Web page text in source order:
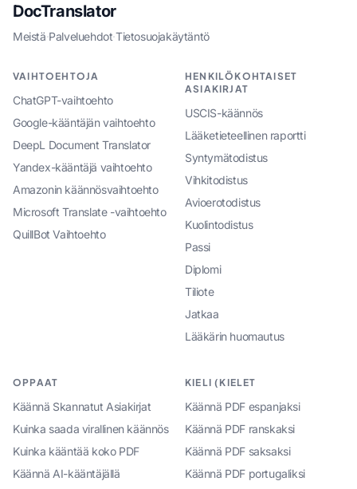
DocTranslator
Meistä·Palveluehdot·Tietosuojakäytäntö
VAIHTOEHTOJA
ChatGPT-vaihtoehto
Google-kääntäjän vaihtoehto
DeepL Document Translator
Yandex-kääntäjä vaihtoehto
Amazonin käännösvaihtoehto
Microsoft Translate -vaihtoehto
QuillBot Vaihtoehto
HENKILÖKOHTAISET
ASIAKIRJAT
USCIS-käännös
Lääketieteellinen raportti
Syntymätodistus
Vihkitodistus
Avioerotodistus
Kuolintodistus
Passi
Diplomi
Tiliote
Jatkaa
Lääkärin huomautus
OPPAAT
Käännä Skannatut Asiakirjat
Kuinka saada virallinen käännös
Kuinka kääntää koko PDF
Käännä AI-kääntäjällä
KIELI (KIELET
Käännä PDF espanjaksi
Käännä PDF ranskaksi
Käännä PDF saksaksi
Käännä PDF portugaliksi